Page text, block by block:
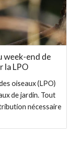
week-end de
la LPO
oiseaux (LPO)
de jardin. Tout
nécessaire